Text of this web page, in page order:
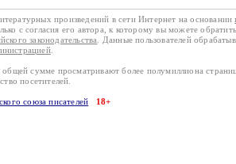
произведений в сети Интернет на основании
с согласия его автора, к которому вы можете
законодательства . Данные пользователей
.
сумме просматривают более полумиллиона
посетителей.
союза писателей 18+